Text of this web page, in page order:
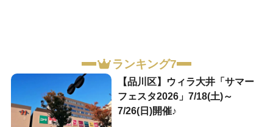
ランキング7
【品川区】ウィラ大井「サマー
フェスタ2026」7/18(土)～
7/26(日)開催♪